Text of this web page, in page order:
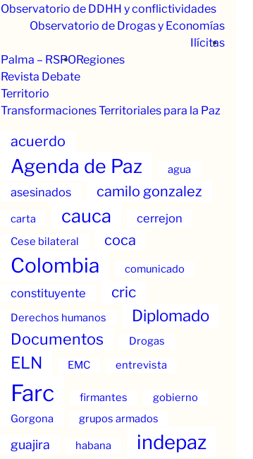
Observatorio de DDHH y conflictividades
Observatorio de Drogas y Economías
Ilícitas
Palma – RSPORegiones
Revista Debate
Territorio
Transformaciones Territoriales para la Paz
acuerdo
Agenda de Paz agua
asesinados camilo gonzalez
carta cauca cerrejon
Cese bilateral coca
Colombia comunicado
constituyente cric
Derechos humanos Diplomado
Documentos Drogas
ELN EMC entrevista
Farc firmantes
gobierno
Gorgona
grupos armados
guajira habana indepaz